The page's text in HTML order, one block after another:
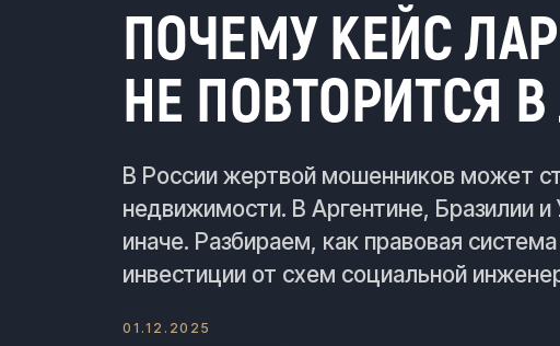
ПОЧЕМУ КЕЙС
НЕ ПОВТОРИТСЯ
В России жертвой мошенников может
недвижимости. В Аргентине, Бразилии
иначе. Разбираем, как правовая
инвестиции от схем социальной
01.12.2025
0